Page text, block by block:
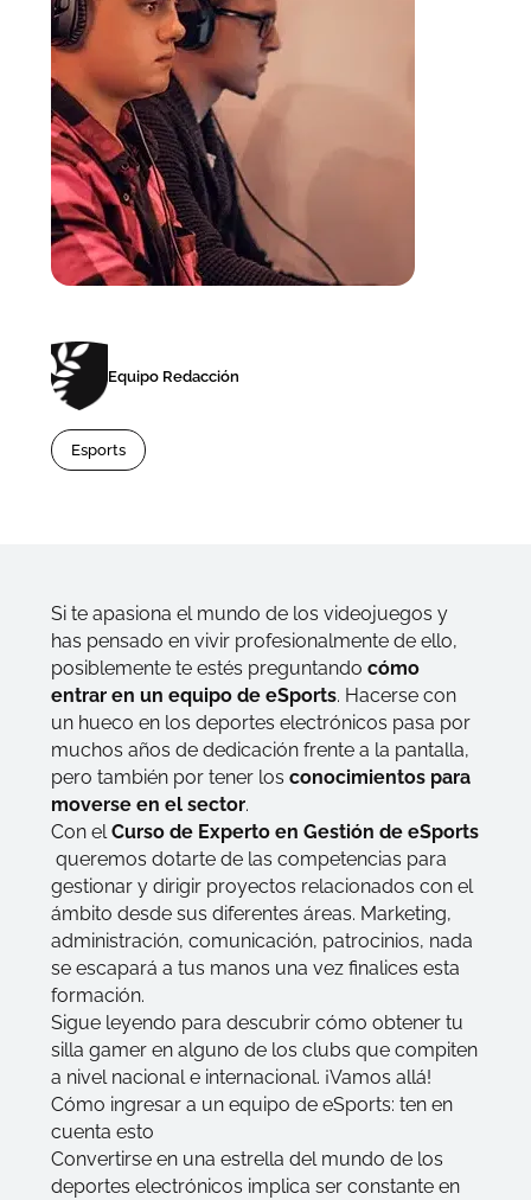
Equipo Redacción
Esports
Si te apasiona el mundo de los videojuegos y
has pensado en vivir profesionalmente de ello,
posiblemente te estés preguntandocómo
entrar en un equipo de eSports. Hacerse con
un hueco en los deportes electrónicos pasa por
muchos años de dedicación frente a la pantalla,
pero también por tener losconocimientos para
moverse en el sector.
Con elCurso de Experto en Gestión de eSports
queremos dotarte de las competencias para
gestionar y dirigir proyectos relacionados con el
ámbito desde sus diferentes áreas. Marketing,
administración, comunicación, patrocinios, nada
se escapará a tus manos una vez finalices esta
formación.
Sigue leyendo para descubrir cómo obtener tu
sillagameren alguno de los clubs que compiten
a nivel nacional e internacional. ¡Vamos allá!
Cómo ingresar a un equipo de eSports: ten en
cuenta esto
Convertirse en una estrella del mundo de los
deportes electrónicos implica ser constante en